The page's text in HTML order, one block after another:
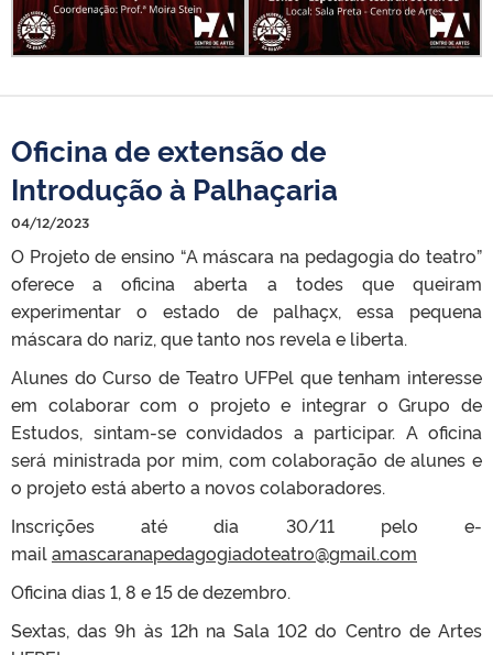
Oficina de extensão de
Introdução à Palhaçaria
04/12/2023
O Projeto de ensino “A máscara na pedagogia do teatro”
oferece a oficina aberta a todes que queiram
experimentar o estado de palhaçx, essa pequena
máscara do nariz, que tanto nos revela e liberta.
Alunes do Curso de Teatro UFPel que tenham interesse
em colaborar com o projeto e integrar o Grupo de
Estudos, sintam-se convidados a participar. A oficina
será ministrada por mim, com colaboração de alunes e
o projeto está aberto a novos colaboradores.
Inscrições até dia 30/11 pelo e-
mailamascaranapedagogiadoteatro@gmail.com
Oficina dias 1, 8 e 15 de dezembro.
Sextas, das 9h às 12h na Sala 102 do Centro de Artes